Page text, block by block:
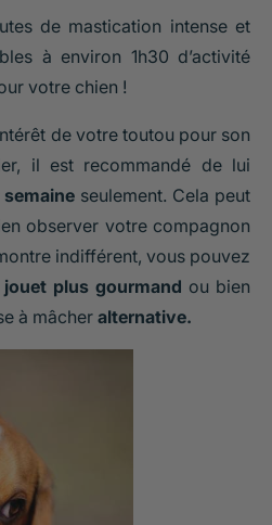
de mastication intense et
à environ 1h30 d’activité
votre chien !
de votre toutou pour son
il est recommandé de lui
seulement. Cela peut
observer votre compagnon
indifférent, vous pouvez
plus gourmand ou bien
à mâcher alternative.